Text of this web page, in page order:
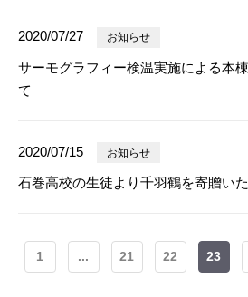
2020/07/27 お知らせ
サーモグラフィー検温実施による本
て
2020/07/15 お知らせ
石巻高校の生徒より千羽鶴を寄贈い
1 ... 21 22 23